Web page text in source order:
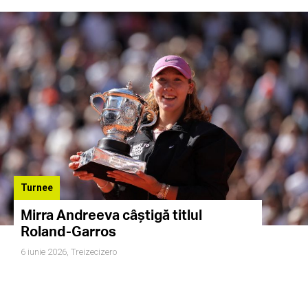
Turnee
Mirra Andreeva câștigă titlul
Roland-Garros
6 iunie 2026, Treizecizero